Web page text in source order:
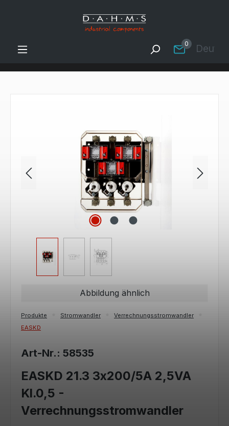
Zum Hauptinhalt springen
0
Abbildung ähnlich
Produkte Stromwandler
Verrechnungsstromwandler
EASKD
Art-Nr.: 58535
EASKD 21.3 3x200/5A 2,5VA
Kl.0,5 -
Verrechnungsstromwandler